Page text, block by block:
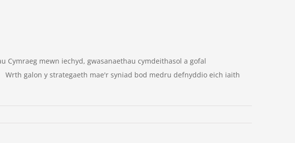
Cymraeg mewn iechyd, gwasanaethau cymdeithasol a gofal
Wrth galon y strategaeth mae'r syniad bod medru defnyddio eich iaith